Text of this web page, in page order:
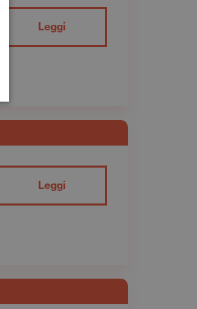
Leggi
Leggi